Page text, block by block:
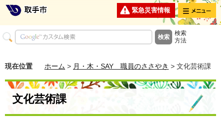
緊急災害情報 メニュー
検索
方法
現在位置 ホーム > 月・木・SAY 職員のささやき > 文化芸術課
文化芸術課